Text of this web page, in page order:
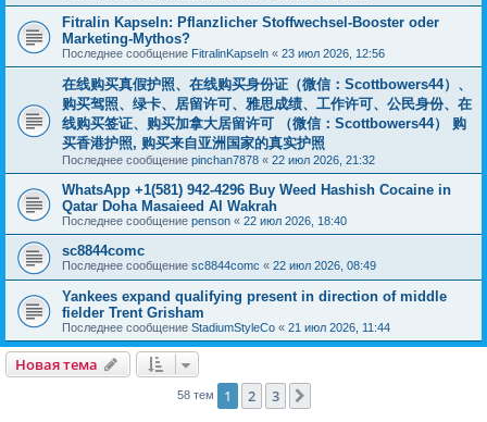
Fitralin Kapseln: Pflanzlicher Stoffwechsel-Booster oder
Marketing-Mythos?
Последнее сообщение FitralinKapseln « 23 июл 2026, 12:56
在线购买真假护照、在线购买身份证（微信：Scottbowers44）、
购买驾照、绿卡、居留许可、雅思成绩、工作许可、公民身份、在
线购买签证、购买加拿大居留许可 （微信：Scottbowers44） 购
买香港护照, 购买来自亚洲国家的真实护照
Последнее сообщение pinchan7878 « 22 июл 2026, 21:32
WhatsApp +1(581) 942-4296 Buy Weed Hashish Cocaine in
Qatar Doha Masaieed Al Wakrah
Последнее сообщение penson « 22 июл 2026, 18:40
sc8844comc
Последнее сообщение sc8844comc « 22 июл 2026, 08:49
Yankees expand qualifying present in direction of middle
fielder Trent Grisham
Последнее сообщение StadiumStyleCo « 21 июл 2026, 11:44
Новая тема
58 тем 1 2 3